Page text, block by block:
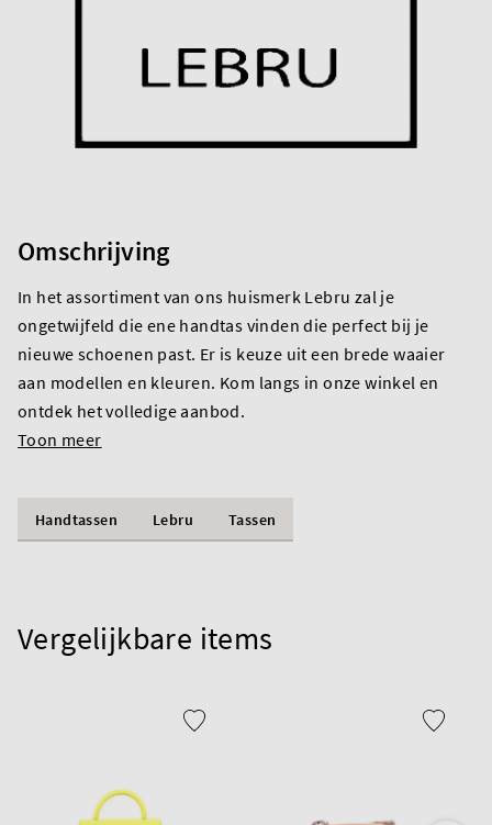
Omschrijving
In het assortiment van ons huismerk Lebru zal je
ongetwijfeld die ene handtas vinden die perfect bij je
nieuwe schoenen past. Er is keuze uit een brede waaier
aan modellen en kleuren. Kom langs in onze winkel en
ontdek het volledige aanbod.
Toon meer
Handtassen Lebru Tassen
Vergelijkbare items